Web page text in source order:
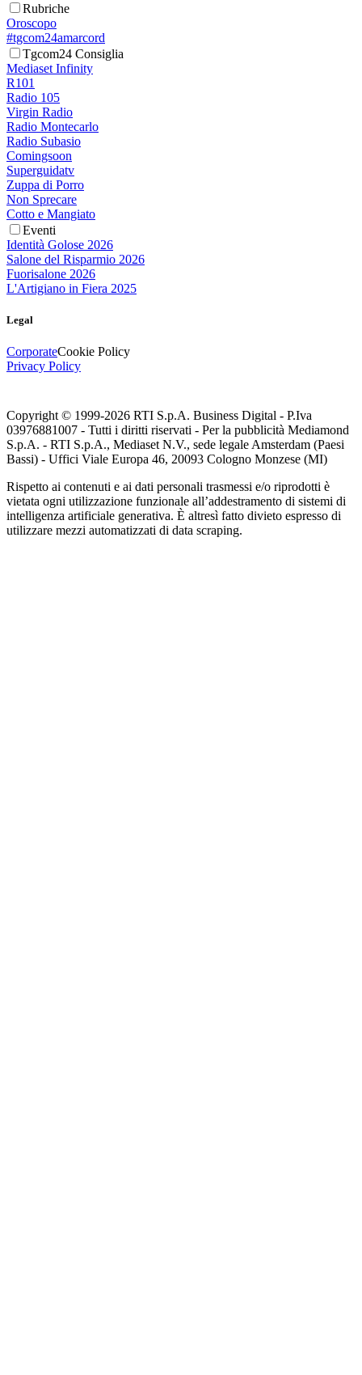
Rubriche
Oroscopo
#tgcom24amarcord
Tgcom24 Consiglia
Mediaset Infinity
R101
Radio 105
Virgin Radio
Radio Montecarlo
Radio Subasio
Comingsoon
Superguidatv
Zuppa di Porro
Non Sprecare
Cotto e Mangiato
Eventi
Identità Golose 2026
Salone del Risparmio 2026
Fuorisalone 2026
L'Artigiano in Fiera 2025
Legal
CorporateCookie Policy
Privacy Policy
Copyright © 1999-2026 RTI S.p.A. Business Digital - P.Iva
03976881007 - Tutti i diritti riservati - Per la pubblicità Mediamond
S.p.A. - RTI S.p.A., Mediaset N.V., sede legale Amsterdam (Paesi
Bassi) - Uffici Viale Europa 46, 20093 Cologno Monzese (MI)
Rispetto ai contenuti e ai dati personali trasmessi e/o riprodotti è
vietata ogni utilizzazione funzionale all’addestramento di sistemi di
intelligenza artificiale generativa. È altresì fatto divieto espresso di
utilizzare mezzi automatizzati di data scraping.